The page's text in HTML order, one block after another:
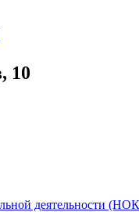
10
деятельности